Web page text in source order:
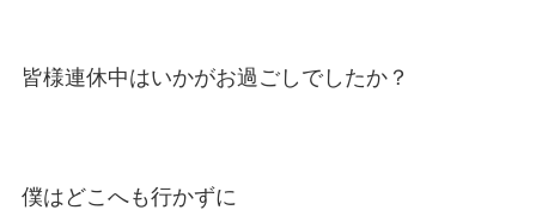
皆様連休中はいかがお過ごしでしたか？
僕はどこへも行かずに